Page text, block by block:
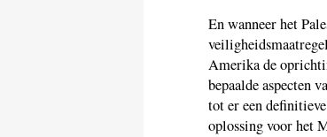
En wanneer het
Amerika de
bepaalde aspecten
tot er een
oplossing voor het